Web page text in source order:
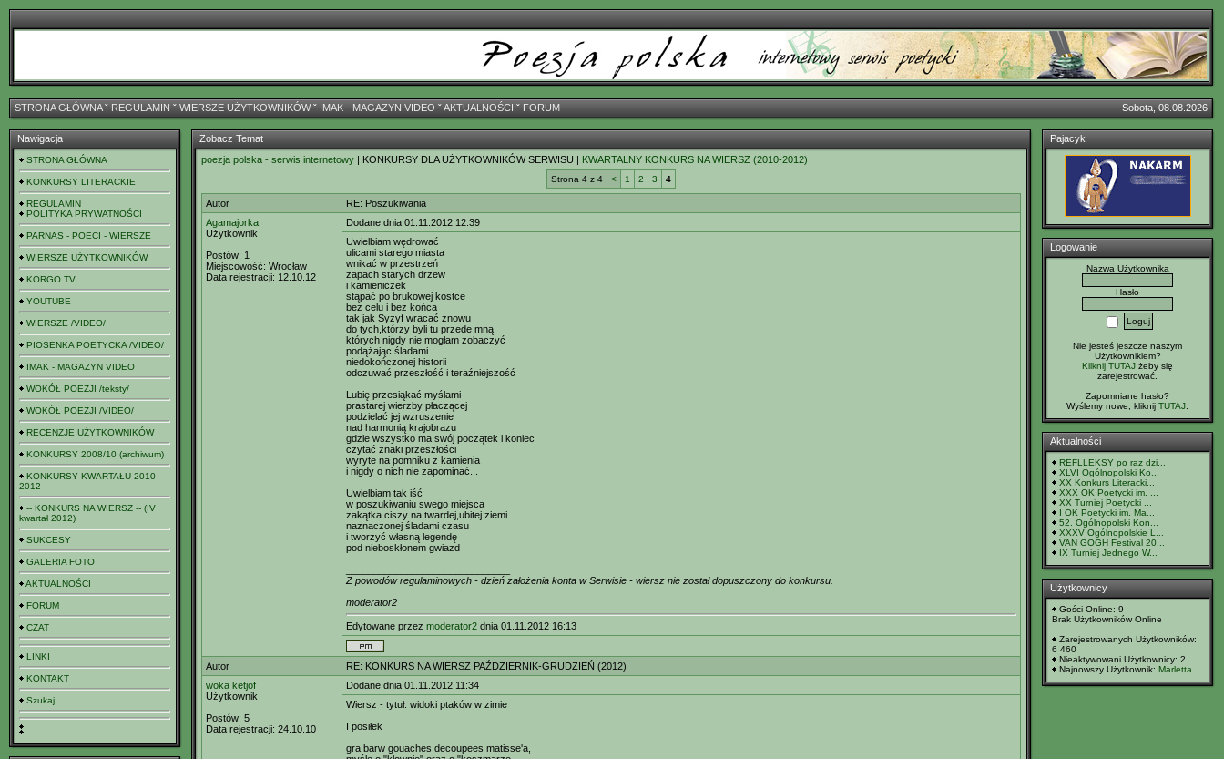
STRONA GŁÓWNAˇ REGULAMIN ˇ WIERSZE UŻYTKOWNIKÓWˇ IMAK - MAGAZYN VIDEO ˇAKTUALNOŚCI ˇ FORUM Sobota, 08.08.2026
Nawigacja
STRONA GŁÓWNA
KONKURSY LITERACKIE
REGULAMIN
POLITYKA PRYWATNOŚCI
PARNAS - POECI - WIERSZE
WIERSZE UŻYTKOWNIKÓW
KORGO TV
YOUTUBE
WIERSZE /VIDEO/
PIOSENKA POETYCKA /VIDEO/
IMAK - MAGAZYN VIDEO
WOKÓŁ POEZJI /teksty/
WOKÓŁ POEZJI /VIDEO/
RECENZJE UŻYTKOWNIKÓW
KONKURSY 2008/10 (archiwum)
KONKURSY KWARTAŁU 2010 -
2012
-- KONKURS NA WIERSZ -- (IV
kwartał 2012)
SUKCESY
GALERIA FOTO
AKTUALNOŚCI
FORUM
CZAT
LINKI
KONTAKT
Szukaj
Zobacz Temat
poezja polska - serwis internetowy | KONKURSY DLA UŻYTKOWNIKÓW SERWISU | KWARTALNY KONKURS NA WIERSZ (2010-2012)
Strona 4 z 4 < 1 2 3 4
Autor
RE: Poszukiwania
Agamajorka
Użytkownik
Postów: 1
Miejscowość: Wrocław
Data rejestracji: 12.10.12
Dodane dnia 01.11.2012 12:39
Uwielbiam wędrować
ulicami starego miasta
wnikać w przestrzeń
zapach starych drzew
i kamieniczek
stąpać po brukowej kostce
bez celu i bez końca
tak jak Syzyf wracać znowu
do tych,którzy byli tu przede mną
których nigdy nie mogłam zobaczyć
podążając śladami
niedokończonej historii
odczuwać przeszłość i teraźniejszość
Lubię przesiąkać myślami
prastarej wierzby płaczącej
podzielać jej wzruszenie
nad harmonią krajobrazu
gdzie wszystko ma swój początek i koniec
czytać znaki przeszłości
wyryte na pomniku z kamienia
i nigdy o nich nie zapominać...
Uwielbiam tak iść
w poszukiwaniu swego miejsca
zakątka ciszy na twardej,ubitej ziemi
naznaczonej śladami czasu
i tworzyć własną legendę
pod nieboskłonem gwiazd
Z powodów regulaminowych - dzień założenia konta w Serwisie - wiersz nie został dopuszczony do konkursu.
moderator2
Edytowane przez moderator2 dnia 01.11.2012 16:13
Autor
RE: KONKURS NA WIERSZ PAŹDZIERNIK-GRUDZIEŃ (2012)
woka ketjof
Użytkownik
Postów: 5
Data rejestracji: 24.10.10
Dodane dnia 01.11.2012 11:34
Wiersz - tytuł: widoki ptaków w zimie
I posiłek
gra barw gouaches decoupees matisse'a,
Pajacyk
Logowanie
Nazwa Użytkownika
Hasło
Nie jesteś jeszcze naszym
Użytkownikiem?
Kilknij TUTAJ żeby się
zarejestrować.
Zapomniane hasło?
Wyślemy nowe, kliknij TUTAJ
Aktualności
REFLLEKSY po raz dzi...
XLVI Ogólnopolski Ko...
XX Konkurs Literacki...
XXX OK Poetycki im. ...
XX Turniej Poetycki ...
I OK Poetycki im. Ma...
52. Ogólnopolski Kon...
XXXV Ogólnopolskie L...
VAN GOGH Festival 20...
IX Turniej Jednego W...
Użytkownicy
Gości Online: 9
Brak Użytkowników Online
Zarejestrowanych Użytkowników:
6 460
Nieaktywowani Użytkownicy: 2
Najnowszy Użytkownik: Marletta